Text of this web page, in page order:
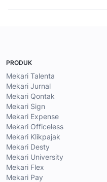
PRODUK
Mekari Talenta
Mekari Jurnal
Mekari Qontak
Mekari Sign
Mekari Expense
Mekari Officeless
Mekari Klikpajak
Mekari Desty
Mekari University
Mekari Flex
Mekari Pay